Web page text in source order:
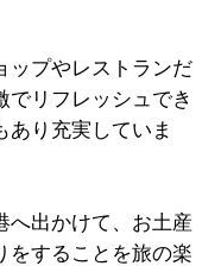
ップやレストランだ
でリフレッシュでき
あり充実していま
へ出かけて、お土産
をすることを旅の楽